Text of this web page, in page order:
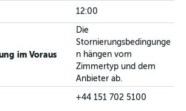
12:00
im Voraus
Die
Stornierungsbedingunge
n hängen vom
Zimmertyp und dem
Anbieter ab.
+44 151 702 5100